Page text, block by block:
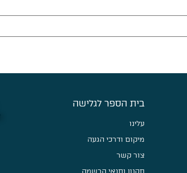
בית הספר לגלישה
עלינו
מיקום ודרכי הגעה
צור קשר
תקנון ותנאי הרשמה